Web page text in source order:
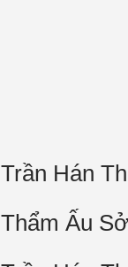
Trần Hán
Thẩm Ấu